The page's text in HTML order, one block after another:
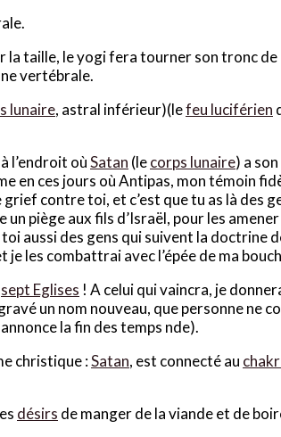
la taille, le yogi fera tourner son tronc
vertébrale.
lunaire, astral inférieur)(lefeu luciférien
l’endroit oùSatan (lecorps lunaire) a
en ces jours où Antipas, mon témoin
grief contre toi, et c’est que tu as là des
piège aux fils d’Israël, pour les amener
aussi des gens qui suivent la doctrine
les combattrai avec l’épée de ma
sept Eglises ! A celui qui vaincra, je
un nom nouveau, que personne ne
annonce la fin des temps nde).
christique :Satan, est connecté au
désirs de manger de la viande et de